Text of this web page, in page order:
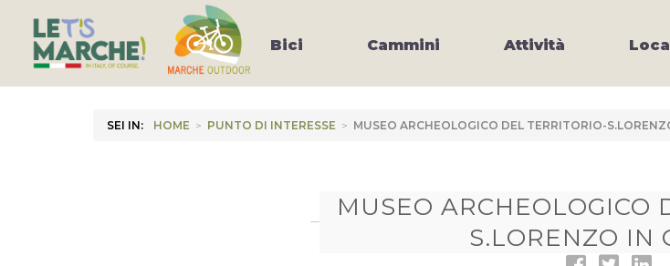
Bici Cammini Attività
SEI IN: HOME > PUNTO DI INTERESSE > MUSEO ARCHEOLOGICO DEL TERRITORIO-
MUSEO ARCHEOLOGICO
S.LORENZO IN